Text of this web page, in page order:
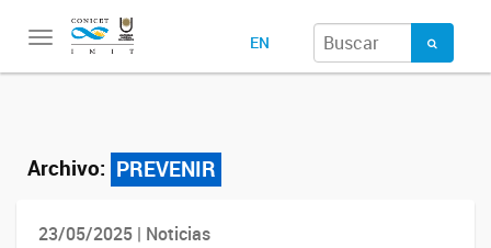
Toggle
EN
Archivo: PREVENIR
23/05/2025 | Noticias